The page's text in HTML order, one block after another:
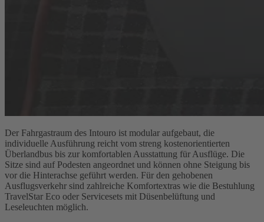
Der Fahrgastraum des Intouro ist modular aufgebaut, die
individuelle Ausführung reicht vom streng kostenorientierten
Überlandbus bis zur komfortablen Ausstattung für Ausflüge. Die
Sitze sind auf Podesten angeordnet und können ohne Steigung bis
vor die Hinterachse geführt werden. Für den gehobenen
Ausflugsverkehr sind zahlreiche Komfortextras wie die Bestuhlung
TravelStar Eco oder Servicesets mit Düsenbelüftung und
Leseleuchten möglich.